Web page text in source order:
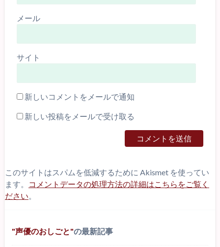
メール
サイト
新しいコメントをメールで通知
新しい投稿をメールで受け取る
このサイトはスパムを低減するために Akismet を使ってい
ます。
コメントデータの処理方法の詳細はこちらをご覧く
ださい。
声優のおしごと の最新記事